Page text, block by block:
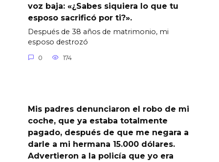
voz baja: «¿Sabes siquiera lo que tu
esposo sacrificó por ti?».
Después de 38 años de matrimonio, mi
esposo destrozó
0 174
Mis padres denunciaron el robo de mi
coche, que ya estaba totalmente
pagado, después de que me negara a
darle a mi hermana 15.000 dólares.
Advertieron a la policía que yo era